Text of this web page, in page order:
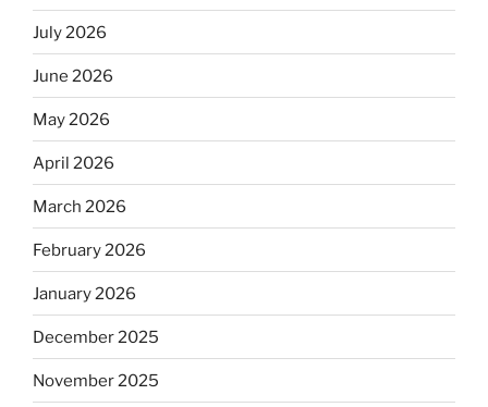
July 2026
June 2026
May 2026
April 2026
March 2026
February 2026
January 2026
December 2025
November 2025